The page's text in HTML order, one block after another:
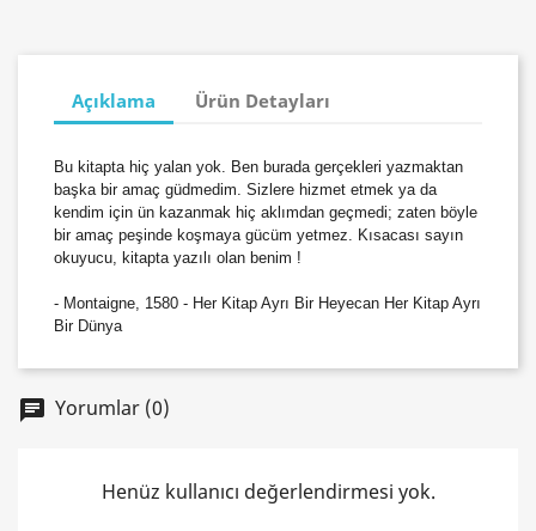
Açıklama Ürün Detayları
Bu kitapta hiç yalan yok. Ben burada gerçekleri yazmaktan
başka bir amaç güdmedim. Sizlere hizmet etmek ya da
kendim için ün kazanmak hiç aklımdan geçmedi; zaten böyle
bir amaç peşinde koşmaya gücüm yetmez. Kısacası sayın
okuyucu, kitapta yazılı olan benim !
- Montaigne, 1580 - Her Kitap Ayrı Bir Heyecan Her Kitap Ayrı
Bir Dünya
chat Yorumlar (0)
Henüz kullanıcı değerlendirmesi yok.